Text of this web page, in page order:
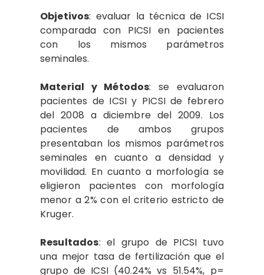
Objetivos: evaluar la técnica de ICSI
comparada con PICSI en pacientes
con los mismos parámetros
seminales.
Material y Métodos: se evaluaron
pacientes de ICSI y PICSI de febrero
del 2008 a diciembre del 2009. Los
pacientes de ambos grupos
presentaban los mismos parámetros
seminales en cuanto a densidad y
movilidad. En cuanto a morfología se
eligieron pacientes con morfología
menor a 2% con el criterio estricto de
Kruger.
Resultados: el grupo de PICSI tuvo
una mejor tasa de fertilización que el
grupo de ICSI (40.24% vs 51.54%, p=